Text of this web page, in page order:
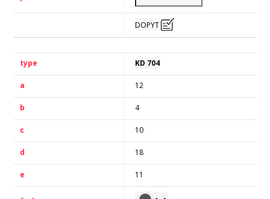
DOPYT
KD 704
12
4
10
18
11